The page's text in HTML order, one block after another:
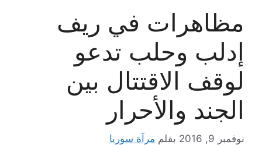
مظاهرات في ريف
إدلب وحلب تدعو
لوقف الاقتتال بين
الجند والأحرار
نوفمبر 9, 2016 بقلم مرآة سوريا